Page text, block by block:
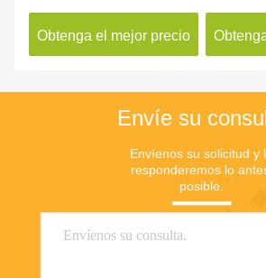
de piña en polvo
Obtenga el mejor precio
84696-
Envíe su
Envíenos su solicitud y
responderemos lo
posible.